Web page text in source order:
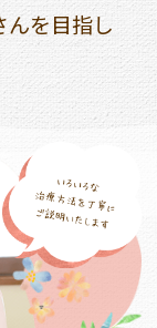
んを目指し